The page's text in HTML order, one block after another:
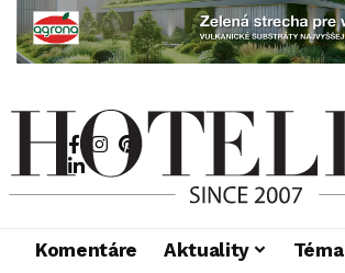
Komentáre Aktuality
Téma